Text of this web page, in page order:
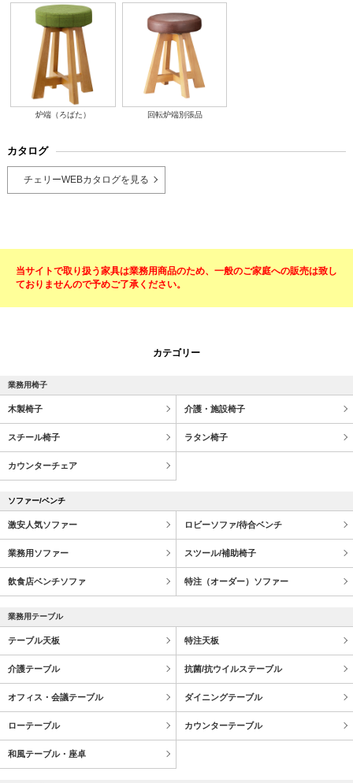
炉端（ろばた） 回転炉端別張品
カタログ
チェリーWEBカタログを見る
当サイトで取り扱う家具は業務用商品のため、一般のご家庭への販売は致し
ておりませんので予めご了承ください。
カテゴリー
業務用椅子
木製椅子 介護・施設椅子
スチール椅子 ラタン椅子
カウンターチェア
ソファー/ベンチ
激安人気ソファー ロビーソファ/待合ベンチ
業務用ソファー スツール/補助椅子
飲食店ベンチソファ 特注（オーダー）ソファー
業務用テーブル
テーブル天板 特注天板
介護テーブル 抗菌/抗ウイルステーブル
オフィス・会議テーブル ダイニングテーブル
ローテーブル カウンターテーブル
和風テーブル・座卓